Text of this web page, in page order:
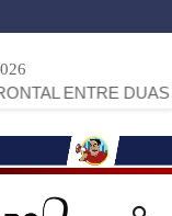
DUAS FIAT